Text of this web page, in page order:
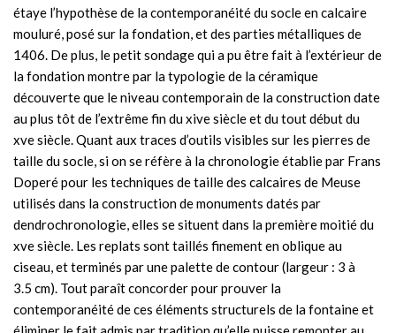
étaye l’hypothèse de la contemporanéité du socle en calcaire
mouluré, posé sur la fondation, et des parties métalliques de
1406. De plus, le petit sondage qui a pu être fait à l’extérieur de
la fondation montre par la typologie de la céramique
découverte que le niveau contemporain de la construction date
au plus tôt de l’extrême fin du xive siècle et du tout début du
xve siècle. Quant aux traces d’outils visibles sur les pierres de
taille du socle, si on se réfère à la chronologie établie par Frans
Doperé pour les techniques de taille des calcaires de Meuse
utilisés dans la construction de monuments datés par
dendrochronologie, elles se situent dans la première moitié du
xve siècle. Les replats sont taillés finement en oblique au
ciseau, et terminés par une palette de contour (largeur : 3 à
3.5 cm). Tout paraît concorder pour prouver la
contemporanéité de ces éléments structurels de la fontaine et